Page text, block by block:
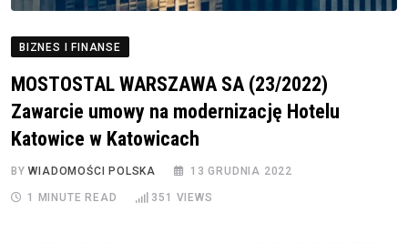
BIZNES I FINANSE
MOSTOSTAL WARSZAWA SA (23/2022)
Zawarcie umowy na modernizację Hotelu
Katowice w Katowicach
BYWIADOMOŚCI POLSKA 13 GRUDNIA 2022
1 MINUTE READ 351 VIEWS